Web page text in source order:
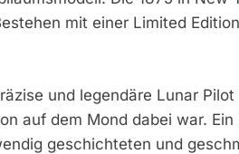
mit einer Limited
und legendäre Lunar
auf dem Mond dabei war.
geschichteten und